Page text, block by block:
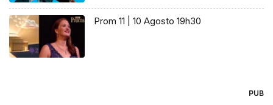
Prom 11 | 10 Agosto 19h30
PUB